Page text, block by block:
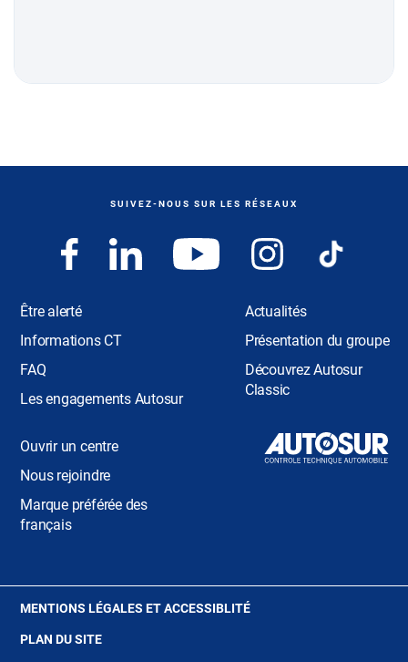
SUIVEZ-NOUS SUR LES RÉSEAUX
Être alerté
Informations CT
FAQ
Les engagements Autosur
Actualités
Présentation du groupe
Découvrez Autosur
Classic
Ouvrir un centre
Nous rejoindre
Marque préférée des
français
MENTIONS LÉGALES ET ACCESSIBLITÉ(OUVRE
PLAN DU SITE